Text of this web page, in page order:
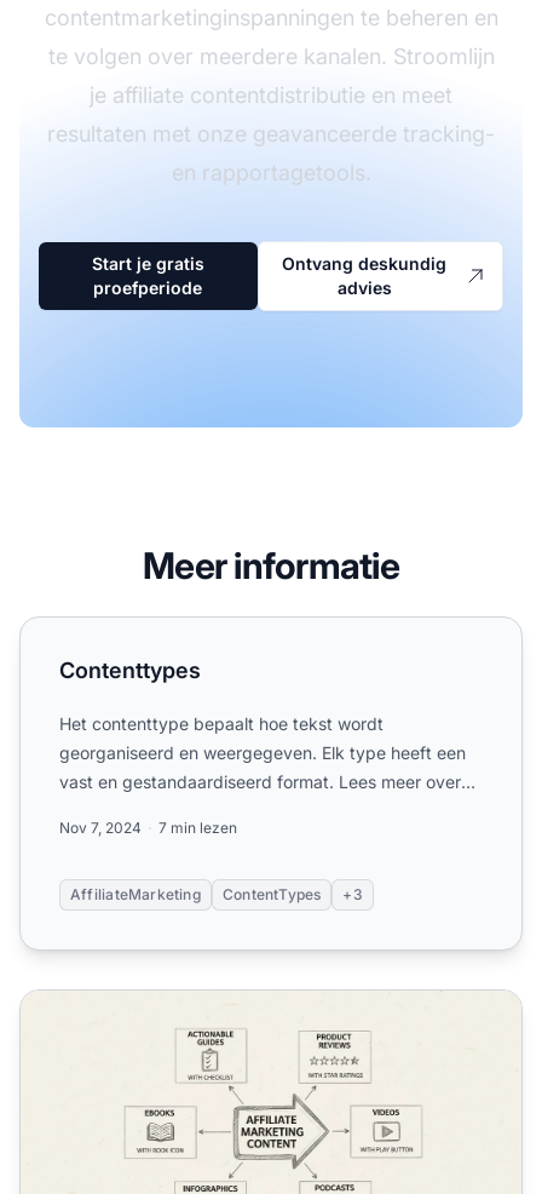
contentmarketinginspanningen te beheren en
te volgen over meerdere kanalen. Stroomlijn
je affiliate contentdistributie en meet
resultaten met onze geavanceerde tracking-
en rapportagetools.
Start je gratis
proefperiode
Ontvang deskundig
advies
Meer informatie
Contenttypes
Contenttypes
Het contenttype bepaalt hoe tekst wordt
georganiseerd en weergegeven. Elk type heeft een
vast en gestandaardiseerd format. Lees meer over
Nov 7, 2024 7 min lezen
AffiliateMarketing ContentTypes +3
Welke soorten content moeten affiliates gebruiken?